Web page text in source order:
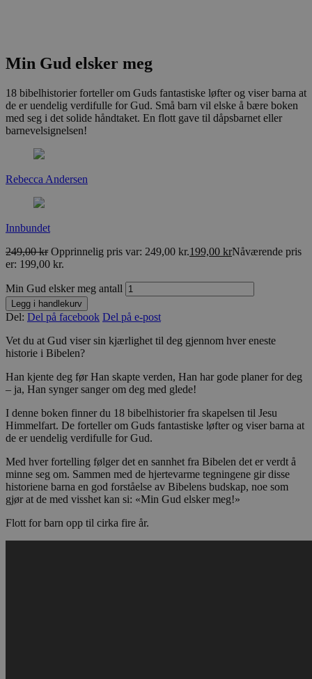
Min Gud elsker meg
18 bibelhistorier forteller om Guds fantastiske løfter og viser barna at
de er uendelig verdifulle for Gud. Små barn vil elske å bære boken
med seg i det solide håndtaket. En flott gave til dåpsbarnet eller
barnevelsignelsen!
Rebecca Andersen
Innbundet
249,00kr Opprinnelig pris var: 249,00 kr.199,00 krNåværende pris
er: 199,00 kr.
Min Gud elsker meg antall
Legg i handlekurv
Del: Del på facebook Del på e-post
Vet du at Gud viser sin kjærlighet til deg gjennom hver eneste
historie i Bibelen?
Han kjente deg før Han skapte verden, Han har gode planer for deg
– ja, Han synger sanger om deg med glede!
I denne boken finner du 18 bibelhistorier fra skapelsen til Jesu
Himmelfart. De forteller om Guds fantastiske løfter og viser barna at
de er uendelig verdifulle for Gud.
Med hver fortelling følger det en sannhet fra Bibelen det er verdt å
minne seg om. Sammen med de hjertevarme tegningene gir disse
historiene barna en god forståelse av Bibelens budskap, noe som
gjør at de med visshet kan si: «Min Gud elsker meg!»
Flott for barn opp til cirka fire år.